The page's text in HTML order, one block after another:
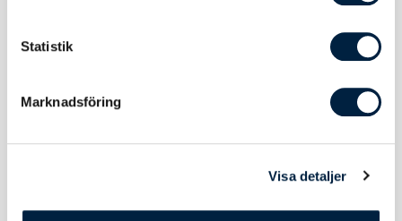
Statistik
Marknadsföring
Visa detaljer
Tryckyta